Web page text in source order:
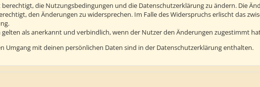
berechtigt, die Nutzungsbedingungen und die Datenschutzerklärung zu ändern. Die
den Änderungen zu widersprechen. Im Falle des Widerspruchs erlischt das
gelten als anerkannt und verbindlich, wenn der Nutzer den Änderungen zugestimmt
Umgang mit deinen persönlichen Daten sind in der Datenschutzerklärung enthalten.